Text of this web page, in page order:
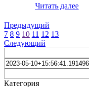
Читать далее
Предыдущий
7 8 9 10 11 12 13
Следующий
Категория